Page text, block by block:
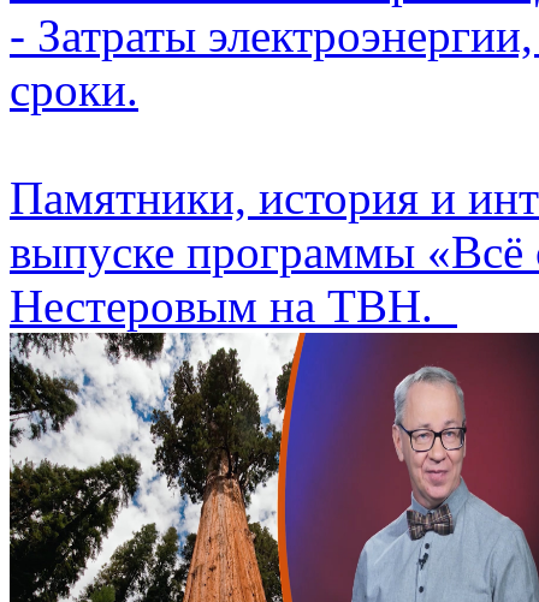
- Затраты
сроки.
Памятники, история и
выпуске программы «Всё
Нестеровым на ТВН.